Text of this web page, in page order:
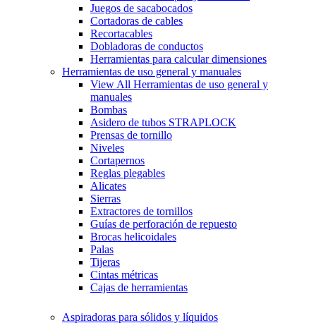
Juegos de sacabocados
Cortadoras de cables
Recortacables
Dobladoras de conductos
Herramientas para calcular dimensiones
Herramientas de uso general y manuales
View All Herramientas de uso general y
manuales
Bombas
Asidero de tubos STRAPLOCK
Prensas de tornillo
Niveles
Cortapernos
Reglas plegables
Alicates
Sierras
Extractores de tornillos
Guías de perforación de repuesto
Brocas helicoidales
Palas
Tijeras
Cintas métricas
Cajas de herramientas
Aspiradoras para sólidos y líquidos